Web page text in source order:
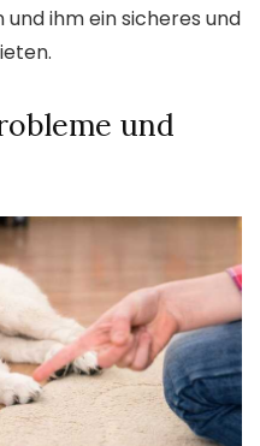
ihm ein sicheres und
und